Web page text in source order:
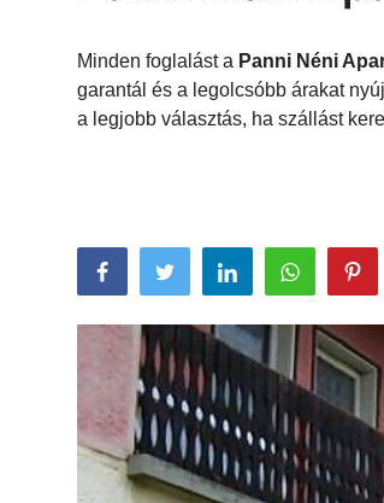
Szállások a Balatonon
Szállások Hajdúszoboszlón
Minden foglalást a Panni Néni
garantál és a legolcsóbb árakat
a legjobb választás, ha szállást